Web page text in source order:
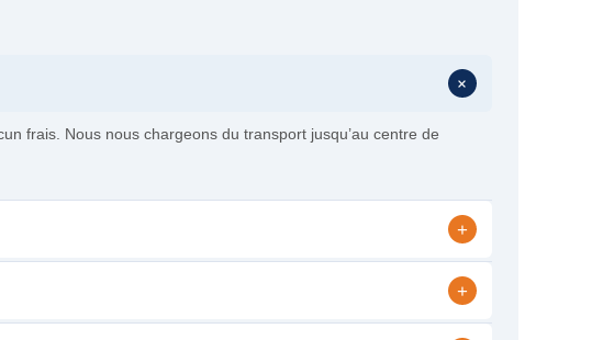
+
frais. Nous nous chargeons du transport jusqu’au centre de
+
+